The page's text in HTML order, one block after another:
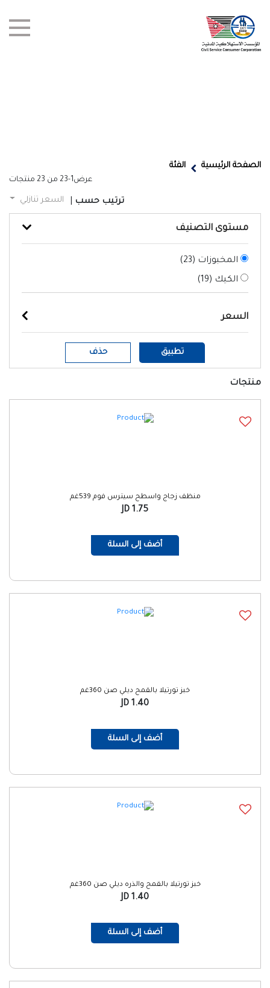
الفروع
الصفحة الرئيسية الفئة
عرض1-23 من 23 منتجات
ترتيب حسب السعر تنازلي
مستوى التصنيف
المخبوزات (23
)
الكيك (19
)
السعر
تطبيق حذف
منتجات
منظف زجاج واسطح سيترس فوم 539غم
1.75 JD
أضف إلى السلة
خبز تورتيلا بالقمح ديلي صن 360غم
1.40 JD
أضف إلى السلة
خبز تورتيلا بالقمح والذره ديلي صن 360غم
1.40 JD
أضف إلى السلة